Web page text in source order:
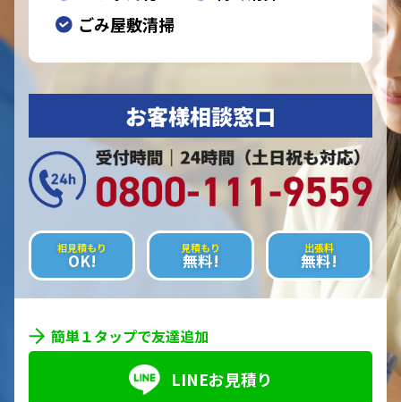
ごみ屋敷清掃
お客様相談窓口
相見積もり
OK!
見積もり
無料!
出張料
無料!
簡単１タップで友達追加
LINEお見積り